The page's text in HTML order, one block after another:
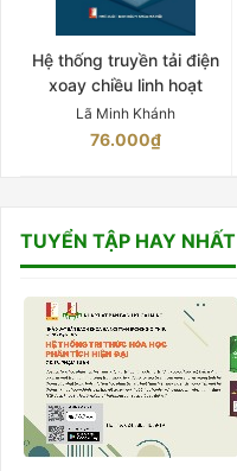
Hệ thống truyền tải điện
xoay chiều linh hoạt
Lã Minh Khánh
76.000₫
TUYỂN TẬP HAY NHẤT